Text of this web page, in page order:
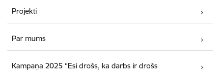
Projekti
Par mums
Kampaņa 2025 “Esi drošs, ka darbs ir drošs